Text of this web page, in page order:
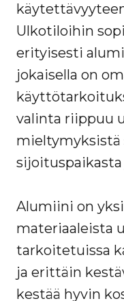
Ulkotiloihin
erityisesti
jokaisella on
valinta riippuu
Alumiini on
materiaaleista
tarkoitetuissa
ja erittäin
kestää hyvin